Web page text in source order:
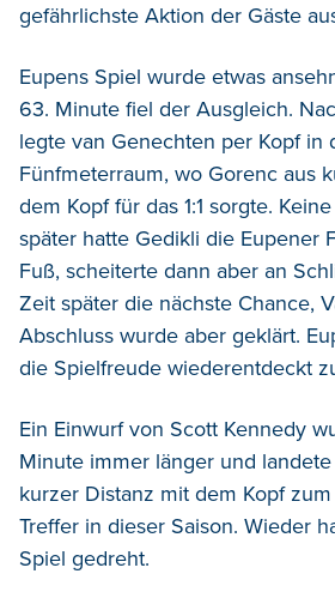
gefährlichste Aktion der Gäste
Eupens Spiel wurde etwas
63. Minute fiel der Ausgleich.
legte van Genechten per Kopf in
Fünfmeterraum, wo Gorenc aus
dem Kopf für das 1:1 sorgte.
später hatte Gedikli die Eupener
Fuß, scheiterte dann aber an
Zeit später die nächste Chance,
Abschluss wurde aber geklärt.
die Spielfreude wiederentdeckt
Ein Einwurf von Scott Kennedy
Minute immer länger und
kurzer Distanz mit dem Kopf
Treffer in dieser Saison. Wieder
Spiel gedreht.